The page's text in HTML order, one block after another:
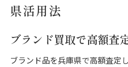
県活用法
ブランド買取で高額査
ブランド品を兵庫県で高額査定